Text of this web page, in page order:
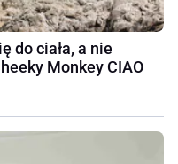
do ciała, a nie
Monkey CIAO